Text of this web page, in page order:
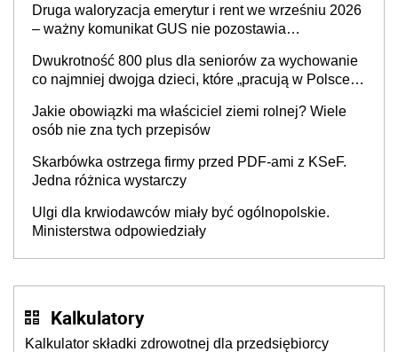
Druga waloryzacja emerytur i rent we wrześniu 2026
– ważny komunikat GUS nie pozostawia
podwyżkę świadczeń?
Dwukrotność 800 plus dla seniorów za wychowanie
co najmniej dwojga dzieci, które „pracują w Polsce i
podatków? Zapadła decyzja Sejmu
Jakie obowiązki ma właściciel ziemi rolnej? Wiele
osób nie zna tych przepisów
Skarbówka ostrzega firmy przed PDF-ami z KSeF.
Jedna różnica wystarczy
Ulgi dla krwiodawców miały być ogólnopolskie.
Ministerstwa odpowiedziały
Kalkulatory
Kalkulator składki zdrowotnej dla przedsiębiorcy